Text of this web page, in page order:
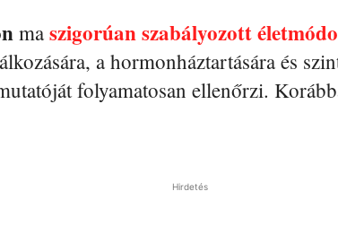
ma szigorúan szabályozott
a hormonháztartására és
folyamatosan ellenőrzi.
Hirdetés